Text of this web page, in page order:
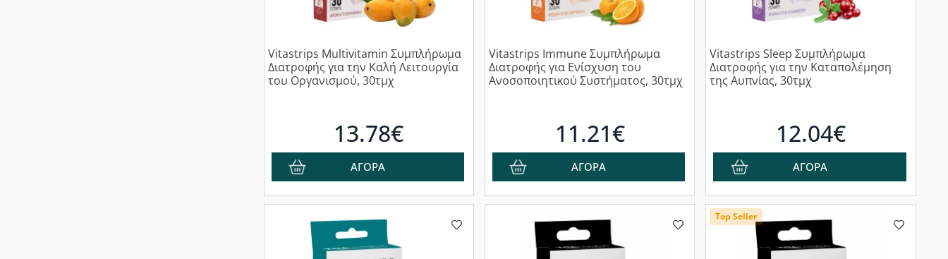
Vitastrips Multivitamin Συμπλήρωμα
Διατροφής για την Καλή Λειτουργία
του Οργανισμού, 30τμχ
13.78€
ΑΓΟΡΑ
Vitastrips Immune Συμπλήρωμα
Διατροφής για Ενίσχυση του
Ανοσοποιητικού Συστήματος, 30τμχ
11.21€
ΑΓΟΡΑ
Vitastrips Sleep Συμπλήρωμα
Διατροφής για την Καταπολέμηση
της Αυπνίας, 30τμχ
12.04€
ΑΓΟΡΑ
Top Seller